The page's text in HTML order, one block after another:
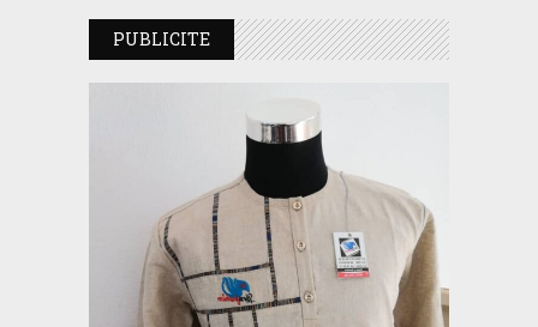
PUBLICITE